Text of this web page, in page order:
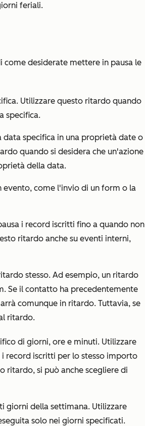
feriali.
desiderate mettere in pausa le
Utilizzare questo ritardo quando
specifica.
data specifica in una proprietà date o
quando si desidera che un'azione
della data.
come l'invio di un form o la
i record iscritti fino a quando non
ritardo anche su eventi interni,
stesso. Ad esempio, un ritardo
Se il contatto ha precedentemente
comunque in ritardo. Tuttavia, se
ritardo.
di giorni, ore e minuti. Utilizzare
record iscritti per lo stesso importo
ritardo, si può anche scegliere di
giorni della settimana. Utilizzare
solo nei giorni specificati.